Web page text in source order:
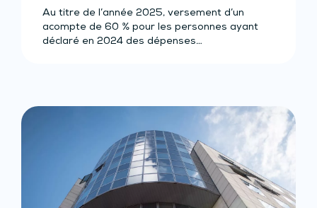
Au titre de l’année 2025, versement d’un
acompte de 60 % pour les personnes ayant
déclaré en 2024 des dépenses…